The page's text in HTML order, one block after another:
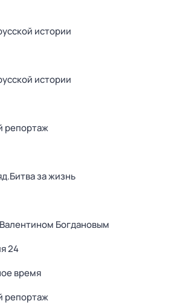
истории
истории
репортаж
за жизнь
Богдановым
24
время
репортаж